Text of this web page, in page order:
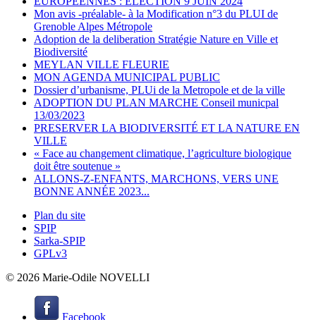
Mon avis -préalable- à la Modification n°3 du PLUI de
Grenoble Alpes Métropole
Adoption de la deliberation Stratégie Nature en Ville et
Biodiversité
MEYLAN VILLE FLEURIE
MON AGENDA MUNICIPAL PUBLIC
Dossier d’urbanisme, PLUi de la Metropole et de la ville
ADOPTION DU PLAN MARCHE Conseil municpal
13/03/2023
PRESERVER LA BIODIVERSITÉ ET LA NATURE EN
VILLE
« Face au changement climatique, l’agriculture biologique
doit être soutenue »
ALLONS-Z-ENFANTS, MARCHONS, VERS UNE
BONNE ANNÉE 2023...
Plan du site
SPIP
Sarka-SPIP
GPLv3
© 2026 Marie-Odile NOVELLI
Facebook